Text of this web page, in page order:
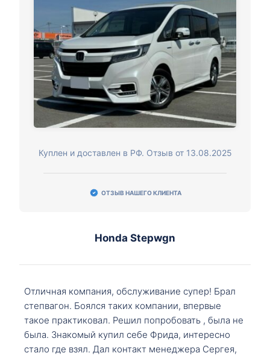
Куплен и доставлен в РФ. Отзыв от 13.08.2025
ОТЗЫВ НАШЕГО КЛИЕНТА
Honda Stepwgn
Отличная компания, обслуживание супер! Брал
степвагон. Боялся таких компании, впервые
такое практиковал. Решил попробовать , была не
была. Знакомый купил себе Фрида, интересно
стало где взял. Дал контакт менеджера Сергея,